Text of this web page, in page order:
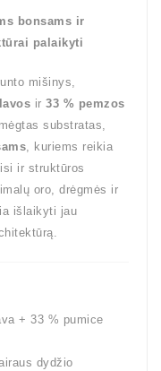
bonsams ir
palaikyti
mišinys,
ir 33 % pemzos
substratas,
, kuriems reikia
ir struktūros
oro, drėgmės ir
išlaikyti jau
+ 33 % pumice
dydžio